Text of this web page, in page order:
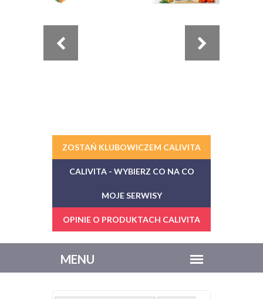
ZOSTAŃ KLUBOWICZEM CALIVITA
CALIVITA - WYBIERZ CO NA CO
MOJE SERWISY
OPINIE O PRODUKTACH CALIVITA